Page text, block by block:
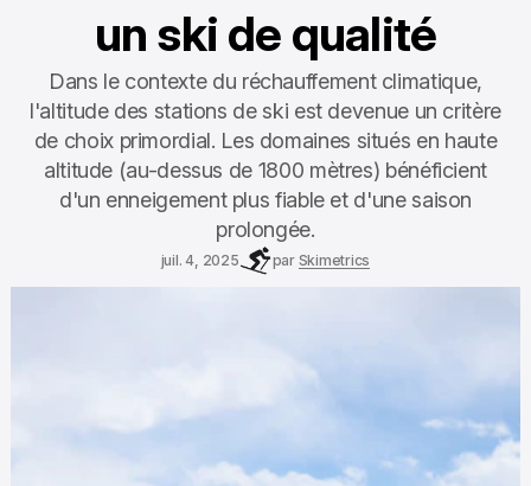
un ski de qualité
Dans le contexte du réchauffement climatique,
l'altitude des stations de ski est devenue un critère
de choix primordial. Les domaines situés en haute
altitude (au-dessus de 1800 mètres) bénéficient
d'un enneigement plus fiable et d'une saison
prolongée.
juil. 4, 2025 par Skimetrics